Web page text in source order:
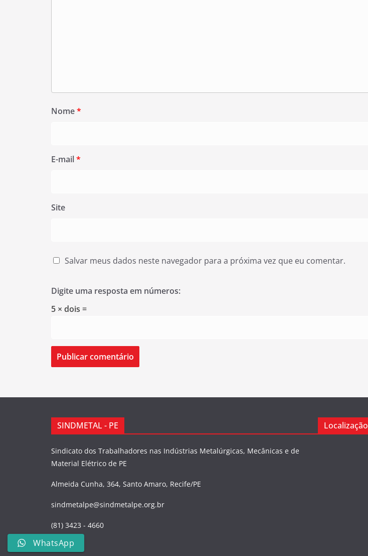
Nome*
E-mail*
Site
Salvar meus dados neste navegador para a próxima vez que eu comentar.
Digite uma resposta em números:
5 × dois =
SINDMETAL - PE
Sindicato dos Trabalhadores nas Indústrias Metalúrgicas, Mecânicas e de
Material Elétrico de PE
Almeida Cunha, 364, Santo Amaro, Recife/PE
sindmetalpe@sindmetalpe.org.br
(81) 3423 - 4660
Localização
WhatsApp